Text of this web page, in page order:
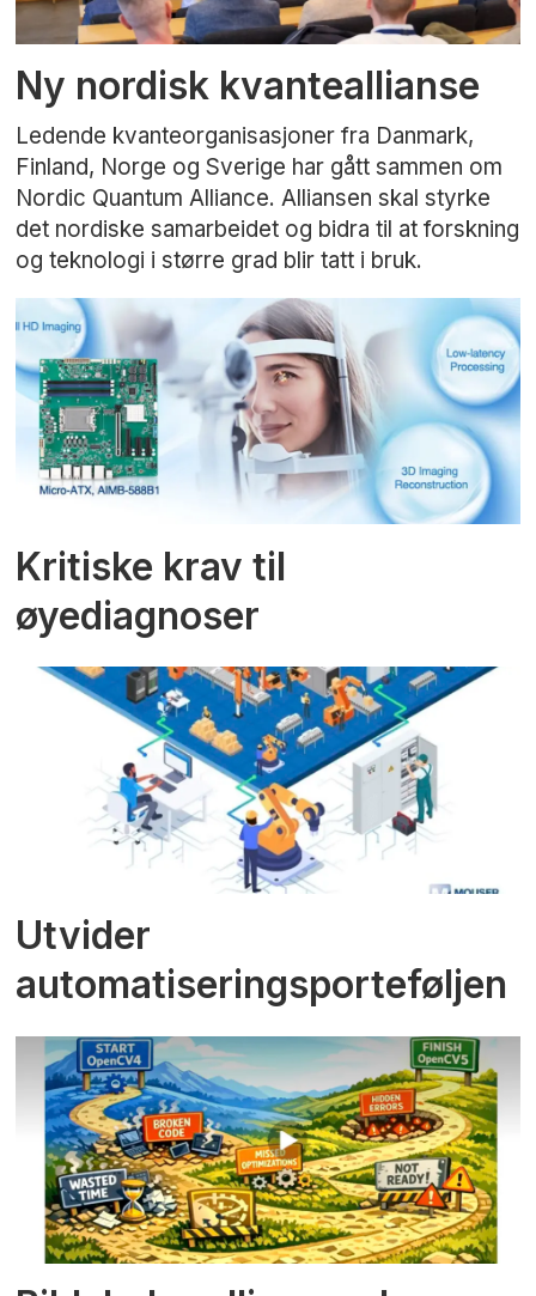
Ny nordisk kvanteallianse
Ledende kvanteorganisasjoner fra Danmark,
Finland, Norge og Sverige har gått sammen om
Nordic Quantum Alliance. Alliansen skal styrke
det nordiske samarbeidet og bidra til at forskning
og teknologi i større grad blir tatt i bruk.
Kritiske krav til
øyediagnoser
Utvider
automatiseringsporteføljen